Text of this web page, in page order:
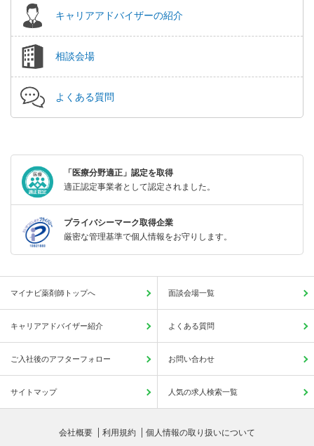
キャリアアドバイザーの紹介
相談会場
よくある質問
「医療分野適正」認定を取得
適正認定事業者として認定されました。
プライバシーマーク取得企業
厳密な管理基準で個人情報をお守りします。
マイナビ薬剤師トップへ 面談会場一覧
キャリアアドバイザー紹介 よくある質問
ご入社後のアフターフォロー お問い合わせ
サイトマップ 人気の求人検索一覧
会社概要 利用規約 個人情報の取り扱いについて